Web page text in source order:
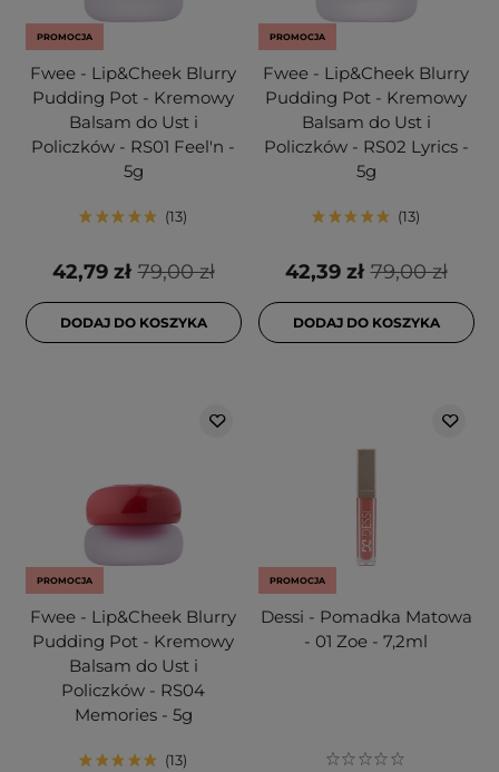
PROMOCJA
Fwee - Lip&Cheek Blurry
Pudding Pot - Kremowy
Balsam do Ust i
Policzków - RS01 Feel'n -
5g
13
79,00 zł
42,79 zł
DODAJ DO KOSZYKA
PROMOCJA
Fwee - Lip&Cheek Blurry
Pudding Pot - Kremowy
Balsam do Ust i
Policzków - RS02 Lyrics -
5g
13
79,00 zł
42,39 zł
DODAJ DO KOSZYKA
PROMOCJA
Fwee - Lip&Cheek Blurry
Pudding Pot - Kremowy
Balsam do Ust i
Policzków - RS04
Memories - 5g
13
PROMOCJA
Dessi - Pomadka Matowa
- 01 Zoe - 7,2ml